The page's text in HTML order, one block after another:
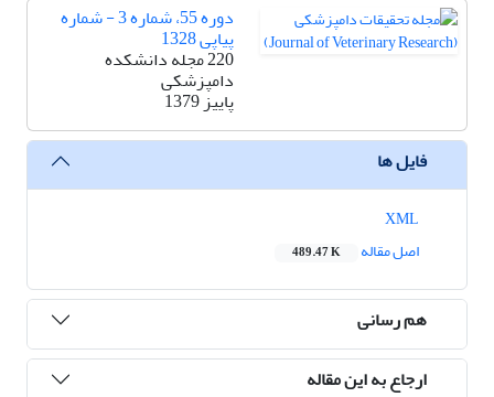
دوره 55، شماره 3 - شماره
پیاپی 1328
220 مجله دانشکده
دامپزشکی
پاییز 1379
فایل ها
اصل مقاله
489.47 K
هم رسانی
ارجاع به این مقاله